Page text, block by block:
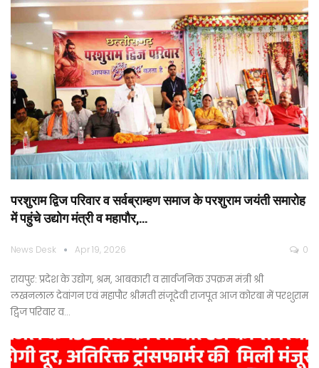
परशुराम द्विज परिवार व सर्वब्राम्हण समाज के परशुराम जयंती समारोह
में पहुंचे उद्योग मंत्री व महापौर,…
News Desk Apr 19, 2026 0
रायपुर: प्रदेश के उद्योग, श्रम, आबकारी व सार्वजनिक उपक्रम मंत्री श्री
लखनलाल देवांगन एवं महापौर श्रीमती संजूदेवी राजपूत आज कोरबा में परशुराम
द्विज परिवार व…